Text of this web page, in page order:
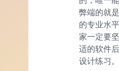
弊端的就
的专业水
家一定要
适的软件
设计练习。